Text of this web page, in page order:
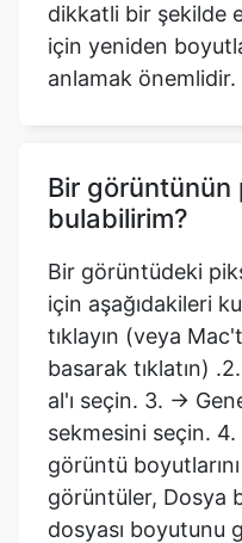
dikkatli bir şekilde
için yeniden
anlamak önemlidir.
Bir görüntünün
bulabilirim?
Bir görüntüdeki
için aşağıdakileri
tıklayın (veya
basarak tıklatın)
al'ı seçin. 3. ->
sekmesini seçin.
görüntü
görüntüler, Dosya
dosyası boyutunu